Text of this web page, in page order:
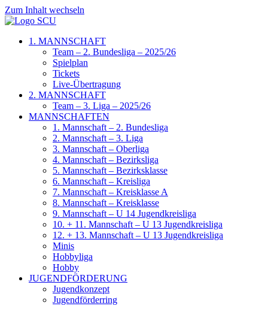
Zum Inhalt wechseln
1. MANNSCHAFT
Team – 2. Bundesliga – 2025/26
Spielplan
Tickets
Live-Übertragung
2. MANNSCHAFT
Team – 3. Liga – 2025/26
MANNSCHAFTEN
1. Mannschaft – 2. Bundesliga
2. Mannschaft – 3. Liga
3. Mannschaft – Oberliga
4. Mannschaft – Bezirksliga
5. Mannschaft – Bezirksklasse
6. Mannschaft – Kreisliga
7. Mannschaft – Kreisklasse A
8. Mannschaft – Kreisklasse
9. Mannschaft – U 14 Jugendkreisliga
10. + 11. Mannschaft – U 13 Jugendkreisliga
12. + 13. Mannschaft – U 13 Jugendkreisliga
Minis
Hobbyliga
Hobby
JUGENDFÖRDERUNG
Jugendkonzept
Jugendförderring